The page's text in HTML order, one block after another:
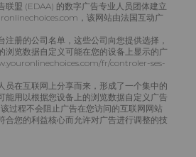
联盟 (EDAA) 的数字广告专业人员团体建立
，该网站由法国互动广
注册的公司名单，这些公司向您提供选择，
浏览数据自定义可能在您的设备上显示的广
fr/controler-ses-
员在互联网上分享而来，形成了一个集中的
能用以根据您设备上的浏览数据自定义广告
过程不会阻止广告在您访问的互联网网站
合您的利益核心而允许对广告进行调整的技